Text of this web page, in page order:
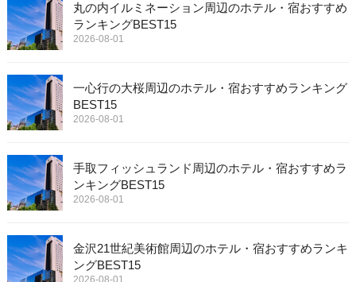
丸の内イルミネーション周辺のホテル・宿おすすめ
ランキングBEST15
2026-08-01
一心行の大桜周辺のホテル・宿おすすめランキング
BEST15
2026-08-01
手取フィッシュランド周辺のホテル・宿おすすめラ
ンキングBEST15
2026-08-01
金沢21世紀美術館周辺のホテル・宿おすすめランキ
ングBEST15